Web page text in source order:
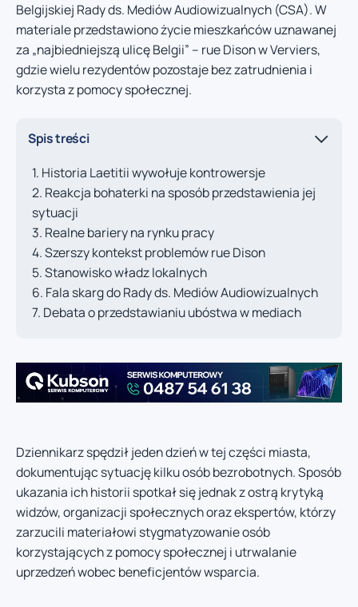
Belgijskiej Rady ds. Mediów Audiowizualnych (CSA). W
materiale przedstawiono życie mieszkańców uznawanej
za „najbiedniejszą ulicę Belgii” – rue Dison w Verviers,
gdzie wielu rezydentów pozostaje bez zatrudnienia i
korzysta z pomocy społecznej.
Spis treści
Historia Laetitii wywołuje kontrowersje
Reakcja bohaterki na sposób przedstawienia jej
sytuacji
Realne bariery na rynku pracy
Szerszy kontekst problemów rue Dison
Stanowisko władz lokalnych
Fala skarg do Rady ds. Mediów Audiowizualnych
Debata o przedstawianiu ubóstwa w mediach
Dziennikarz spędził jeden dzień w tej części miasta,
dokumentując sytuację kilku osób bezrobotnych. Sposób
ukazania ich historii spotkał się jednak z ostrą krytyką
widzów, organizacji społecznych oraz ekspertów, którzy
zarzucili materiałowi stygmatyzowanie osób
korzystających z pomocy społecznej i utrwalanie
uprzedzeń wobec beneficjentów wsparcia.